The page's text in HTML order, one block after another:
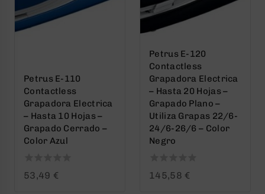
Petrus E-110
Contactless
Grapadora Electrica
– Hasta 10 Hojas –
Grapado Cerrado –
Color Azul
0
53,49 €
Petrus E-120
Contactless
Grapadora Electrica
– Hasta 20 Hojas –
Grapado Plano –
Utiliza Grapas 22/6-
24/6-26/6 – Color
Negro
0145,58 €